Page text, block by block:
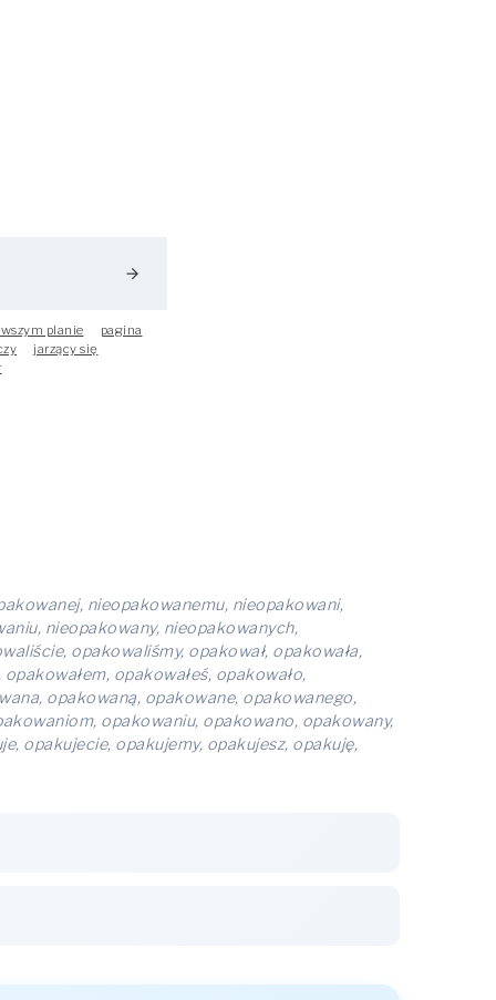
arrow_forward
planie
pagina
jarzący się
nieopakowanemu, nieopakowani,
nieopakowany, nieopakowanych,
opakowaliśmy, opakował, opakowała,
opakowałeś, opakowało,
opakowaną, opakowane, opakowanego,
opakowaniu, opakowano, opakowany,
opakujecie, opakujemy, opakujesz, opakuję,